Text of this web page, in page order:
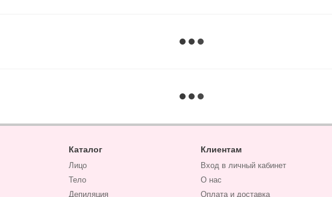
Каталог
Лицо
Тело
Депиляция
Клиентам
Вход в личный кабинет
О нас
Оплата и доставка